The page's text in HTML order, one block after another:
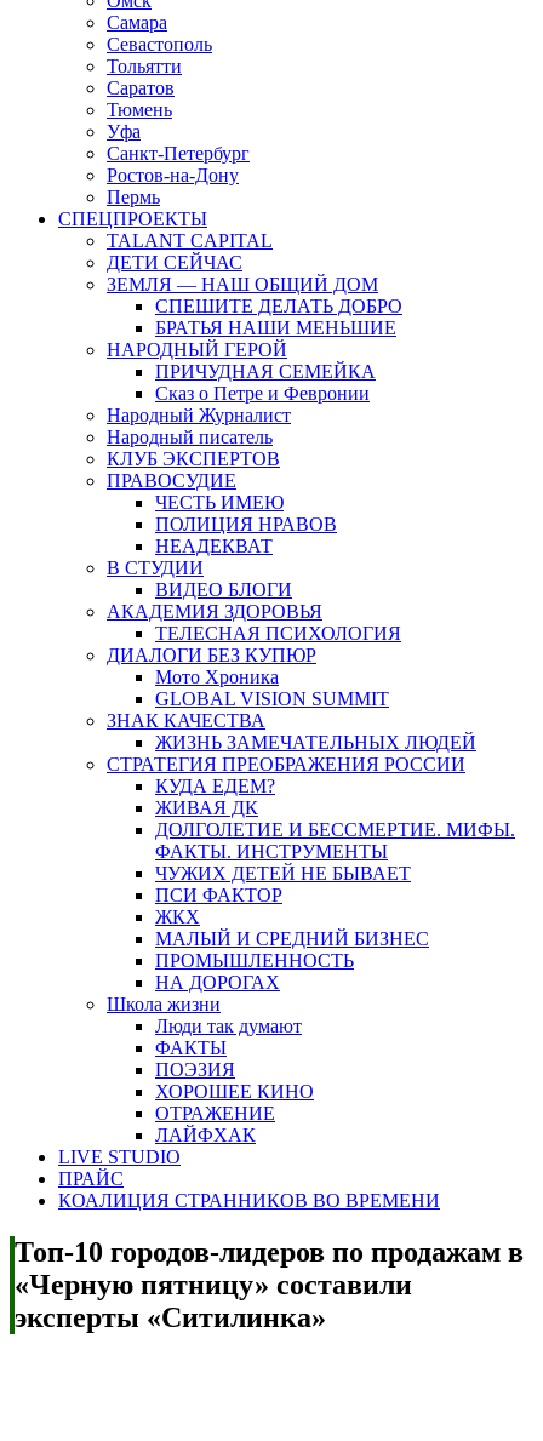
Самара
Севастополь
Тольятти
Саратов
Тюмень
Уфа
Санкт-Петербург
Ростов-на-Дону
Пермь
СПЕЦПРОЕКТЫ
TALANT CAPITAL
ДЕТИ СЕЙЧАС
ЗЕМЛЯ — НАШ ОБЩИЙ ДОМ
СПЕШИТЕ ДЕЛАТЬ ДОБРО
БРАТЬЯ НАШИ МЕНЬШИЕ
НАРОДНЫЙ ГЕРОЙ
ПРИЧУДНАЯ СЕМЕЙКА
Сказ о Петре и Февронии
Народный Журналист
Народный писатель
КЛУБ ЭКСПЕРТОВ
ПРАВОСУДИЕ
ЧЕСТЬ ИМЕЮ
ПОЛИЦИЯ НРАВОВ
НЕАДЕКВАТ
В СТУДИИ
ВИДЕО БЛОГИ
АКАДЕМИЯ ЗДОРОВЬЯ
ТЕЛЕСНАЯ ПСИХОЛОГИЯ
ДИАЛОГИ БЕЗ КУПЮР
Мото Хроника
GLOBAL VISION SUMMIT
ЗНАК КАЧЕСТВА
ЖИЗНЬ ЗАМЕЧАТЕЛЬНЫХ ЛЮДЕЙ
СТРАТЕГИЯ ПРЕОБРАЖЕНИЯ РОССИИ
КУДА ЕДЕМ?
ЖИВАЯ ДК
ДОЛГОЛЕТИЕ И БЕССМЕРТИЕ. МИФЫ.
ФАКТЫ. ИНСТРУМЕНТЫ
ЧУЖИХ ДЕТЕЙ НЕ БЫВАЕТ
ПСИ ФАКТОР
ЖКХ
МАЛЫЙ И СРЕДНИЙ БИЗНЕС
ПРОМЫШЛЕННОСТЬ
НА ДОРОГАХ
Школа жизни
Люди так думают
ФАКТЫ
ПОЭЗИЯ
ХОРОШЕЕ КИНО
ОТРАЖЕНИЕ
ЛАЙФХАК
LIVE STUDIO
ПРАЙС
КОАЛИЦИЯ СТРАННИКОВ ВО ВРЕМЕНИ
Топ-10 городов-лидеров по продажам в
«Черную пятницу» составили
эксперты «Ситилинка»